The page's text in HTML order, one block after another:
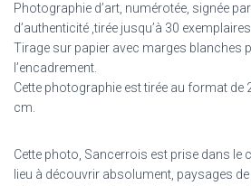
Photographie d’art, numérotée, signée
d’authenticité ,tirée jusqu’à 30
Tirage sur papier avec marges blanches
l’encadrement.
Cette photographie est tirée au format de
cm.
Cette photo, Sancerrois est prise dans le
lieu à découvrir absolument, paysages de